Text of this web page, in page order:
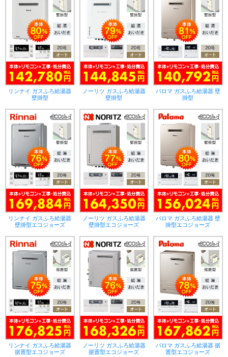
リンナイ ガスふろ給湯器
壁掛型
ノーリツ ガスふろ給湯器
壁掛型
パロマ ガスふろ給湯器 壁
掛型
リンナイ ガスふろ給湯器
壁掛型エコジョーズ
ノーリツ ガスふろ給湯器
壁掛型エコジョーズ
パロマ ガスふろ給湯器 壁
掛型エコジョーズ
リンナイ ガスふろ給湯器
据置型エコジョーズ
ノーリツ ガスふろ給湯器
据置型エコジョーズ
パロマ ガスふろ給湯器 据
置型エコジョーズ